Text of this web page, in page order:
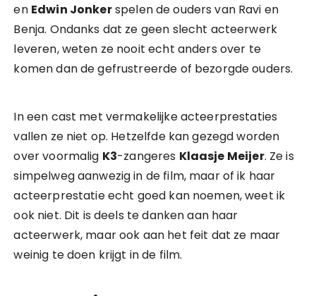
en Edwin Jonkerspelen de ouders van Ravi en
Benja. Ondanks dat ze geen slecht acteerwerk
leveren, weten ze nooit echt anders over te
komen dan de gefrustreerde of bezorgde ouders.
In een cast met vermakelijke acteerprestaties
vallen ze niet op. Hetzelfde kan gezegd worden
over voormalig K3-zangeres Klaasje Meijer. Ze is
simpelweg aanwezig in de film, maar of ik haar
acteerprestatie echt goed kan noemen, weet ik
ook niet. Dit is deels te danken aan haar
acteerwerk, maar ook aan het feit dat ze maar
weinig te doen krijgt in de film.